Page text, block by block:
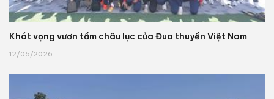
Khát vọng vươn tầm châu lục của Đua thuyền Việt Nam
12/05/2026